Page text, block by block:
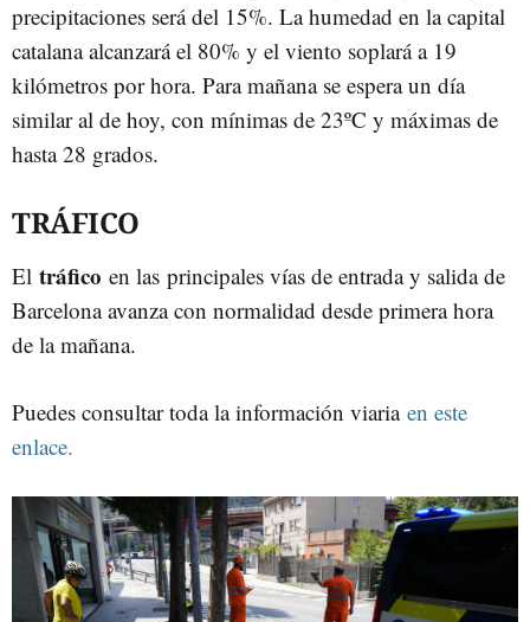
precipitaciones será del 15%. La humedad en la capital
catalana alcanzará el 80% y el viento soplará a 19
kilómetros por hora. Para mañana se espera un día
similar al de hoy, con mínimas de 23ºC y máximas de
hasta 28 grados.
TRÁFICO
El tráfico en las principales vías de entrada y salida de
Barcelona avanza con normalidad desde primera hora
de la mañana.
Puedes consultar toda la información viaria en este
enlace.